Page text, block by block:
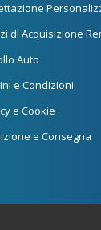
di Acquisizione
Auto
e Condizioni
e Cookie
e Consegna